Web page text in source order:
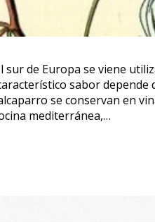
sur de Europa se viene
sabor depende
se conservan en
mediterránea,…